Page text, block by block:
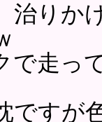
りか
で走っ
ですが